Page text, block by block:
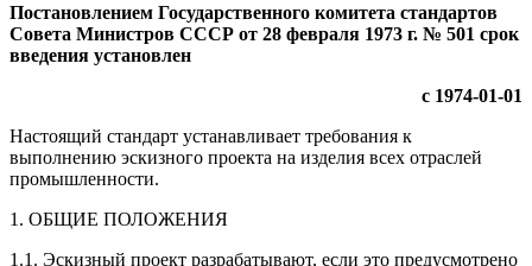
Постановлением Государственного комитета стандартов
Совета Министров СССР от 28 февраля 1973 г. № 501 срок
введения установлен
с 1974-01-01
Настоящий стандарт устанавливает требования к
выполнению эскизного проекта на изделия всех отраслей
промышленности.
1. ОБЩИЕ ПОЛОЖЕНИЯ
1.1. Эскизный проект разрабатывают, если это предусмотрено